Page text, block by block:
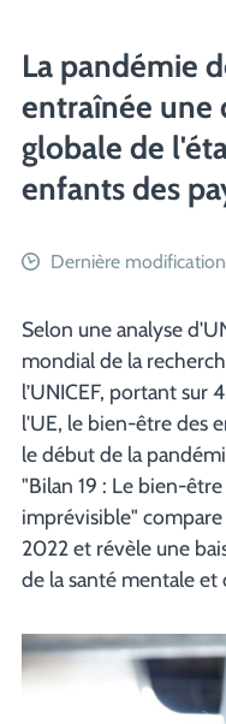
La pandémie
entraînée une
globale de
enfants des
Dernière
Selon une analyse
mondial de la
l’UNICEF, portant sur
l'UE, le bien-être des
le début de la
"Bilan 19 : Le bien-
imprévisible"
2022 et révèle une
de la santé mentale et